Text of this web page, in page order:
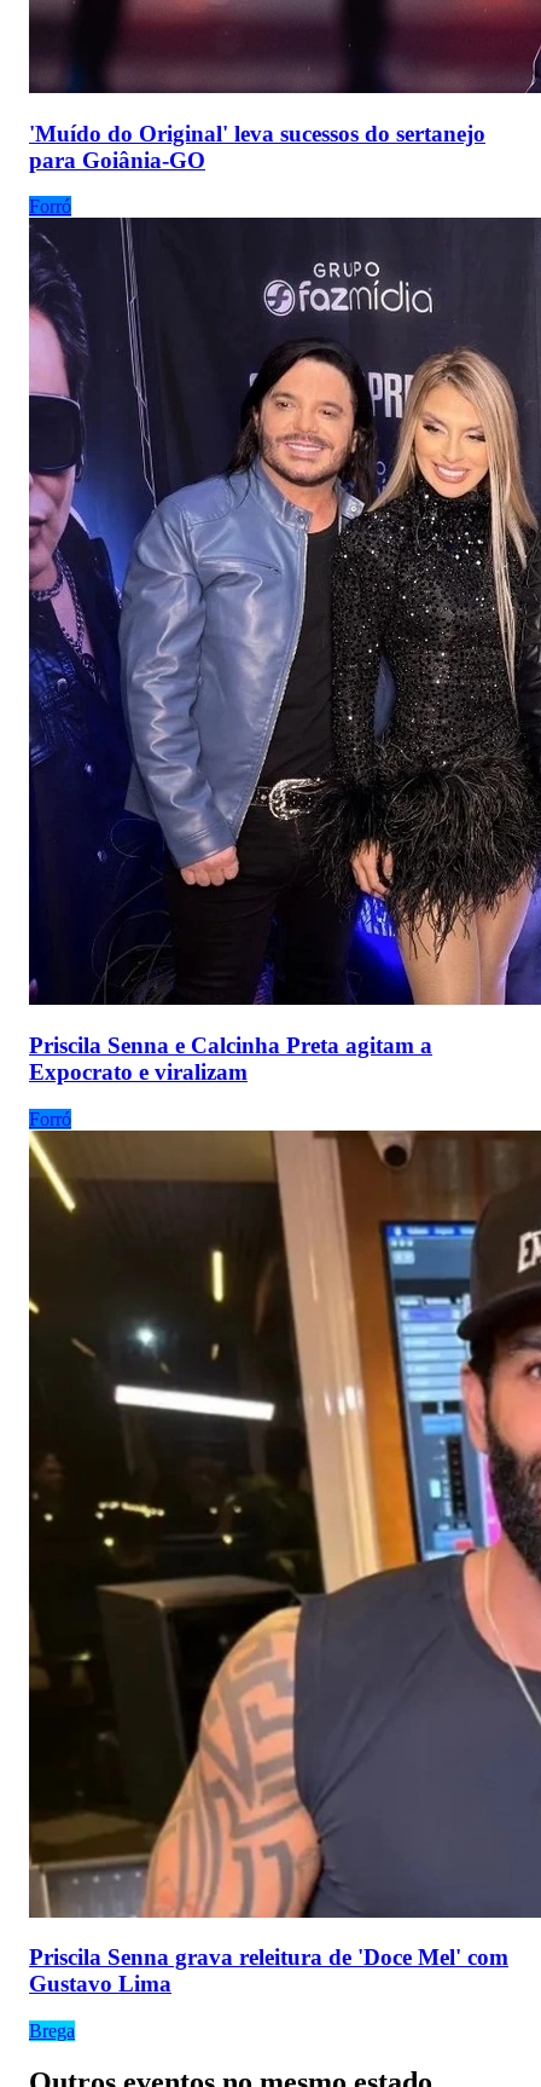
'Muído do Original' leva sucessos do sertanejo
para Goiânia-GO
Forró
Priscila Senna e Calcinha Preta agitam a
Expocrato e viralizam
Forró
Priscila Senna grava releitura de 'Doce Mel' com
Gustavo Lima
Brega